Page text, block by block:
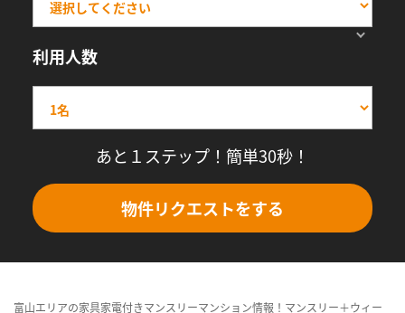
利用人数
あと１ステップ！簡単30秒！
物件リクエストをする
富山エリアの家具家電付きマンスリーマンション情報！マンスリー＋ウィー